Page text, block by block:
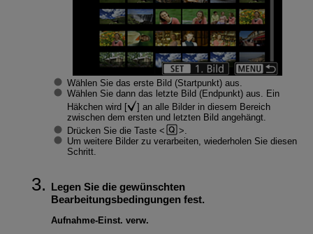
Wählen Sie das erste Bild (Startpunkt) aus.
Wählen Sie dann das letzte Bild (Endpunkt) aus. Ein
Häkchen wird [
] an alle Bilder in diesem Bereich
zwischen dem ersten und letzten Bild angehängt.
Drücken Sie die Taste
Um weitere Bilder zu verarbeiten, wiederholen Sie diesen
Schritt.
Legen Sie die gewünschten
Bearbeitungsbedingungen fest.
Aufnahme-Einst. verw.